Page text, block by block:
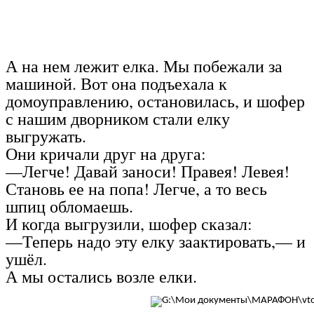
А на нем лежит елка. Мы побежали за
машиной. Вот она подъехала к
домоуправлению, остановилась, и шофер
с нашим дворником стали елку
выгружать.
Они кричали друг на друга:
—Легче! Давай заноси! Правея! Левея!
Становь ее на попа! Легче, а то весь
шпиц обломаешь.
И когда выгрузили, шофер сказал:
—Теперь надо эту елку заактировать,— и
ушёл.
А мы остались возле елки.